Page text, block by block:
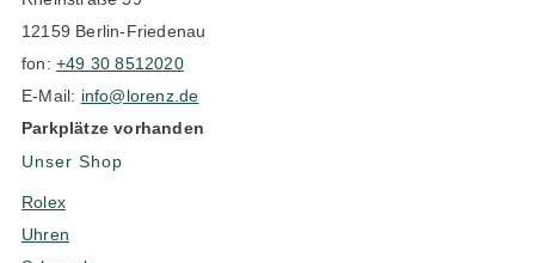
12159 Berlin-Friedenau
fon: +49 30 8512020
E-Mail: info@lorenz.de
Parkplätze vorhanden
Unser Shop
Rolex
Uhren